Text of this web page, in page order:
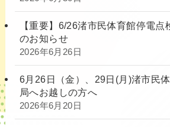
【重要】6/26渚市民体育館停電点
のお知らせ
2026年6月26日
6月26日（金）、29日(月)渚市民
局へお越しの方へ
2026年6月20日